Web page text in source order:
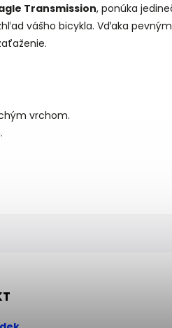
Transmission, ponúka
vášho bicykla. Vďaka
vrchom.